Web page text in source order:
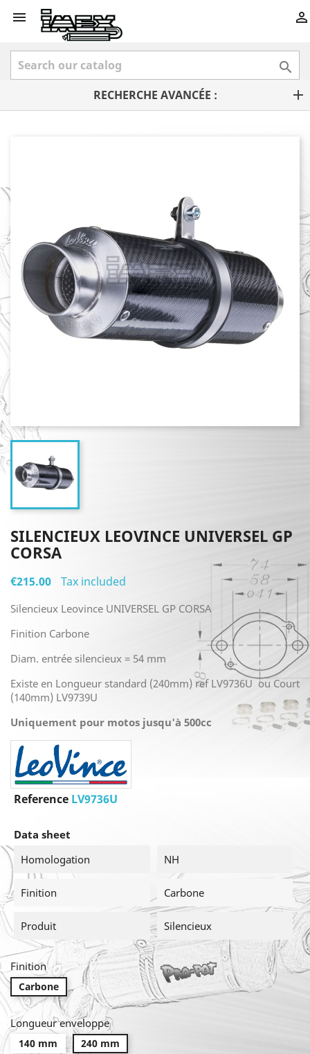
 

RECHERCHE AVANCÉE :
SILENCIEUX LEOVINCE UNIVERSEL GP
CORSA
€215.00 Tax included
Silencieux Leovince UNIVERSEL GP CORSA
Finition Carbone
Diam. entrée silencieux = 54 mm
Existe en Longueur standard (240mm) ref LV9736U ou Court
(140mm) LV9739U
Uniquement pour motos jusqu'à 500cc
Reference LV9736U
Data sheet
Homologation
NH
Finition Carbone
Produit Silencieux
Finition
Carbone
Longueur enveloppe
140 mm 240 mm